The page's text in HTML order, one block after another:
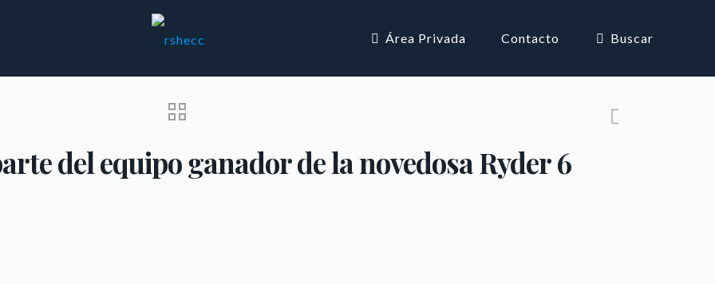
Área Privada Contacto Buscar
del equipo ganador de la novedosa Ryder 6